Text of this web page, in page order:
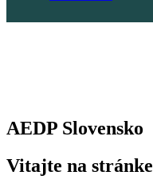
AEDP Slovensko
Vitajte na stránke